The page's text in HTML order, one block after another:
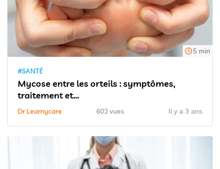
5 min
#SANTÉ
Mycose entre les orteils : symptômes,
traitement et...
Dr Learnycare 602 vues Il y a 3 ans